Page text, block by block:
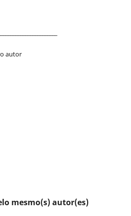
autor
mesmo(s) autor(es)